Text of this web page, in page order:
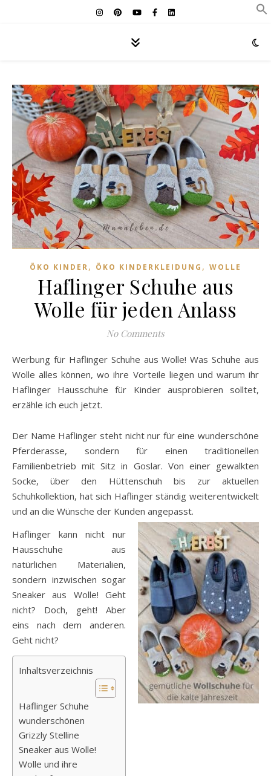
ÖKO KINDER, ÖKO KINDERKLEIDUNG , WOLLE
Haflinger Schuhe aus
Wolle für jeden Anlass
No Comments
Werbung für Haflinger Schuhe aus Wolle! Was Schuhe aus
Wolle alles können, wo ihre Vorteile liegen und warum ihr
Haflinger Hausschuhe für Kinder ausprobieren solltet,
erzähle ich euch jetzt.
Der Name Haflinger steht nicht nur für eine wunderschöne
Pferderasse, sondern für einen traditionellen
Familienbetrieb mit Sitz in Goslar. Von einer gewalkten
Socke, über den Hüttenschuh bis zur aktuellen
Schuhkollektion, hat sich Haflinger ständig weiterentwickelt
und an die Wünsche der Kunden angepasst.
Haflinger kann nicht nur
Hausschuhe aus
natürlichen Materialien,
sondern inzwischen sogar
Sneaker aus Wolle! Geht
nicht? Doch, geht! Aber
eins nach dem anderen.
Geht nicht?
Inhaltsverzeichnis
Haflinger Schuhe
wunderschönen
Grizzly Stelline
Sneaker aus Wolle!
Wolle und ihre